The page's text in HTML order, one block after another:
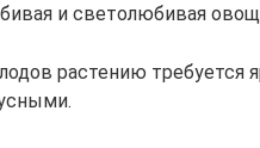
и светолюбивая
растению требуется